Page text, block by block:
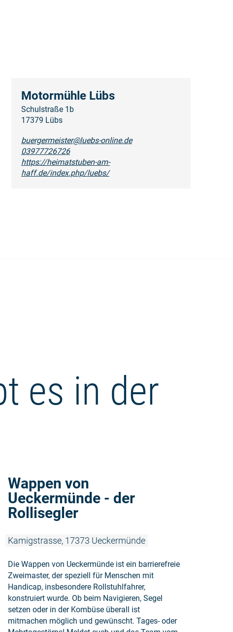
Motormühle Lübs
Schulstraße 1b
17379 Lübs
buergermeister@luebs-online.de
03977726726
https://heimatstuben-am-
haff.de/index.php/luebs/
es in der
Wappen von
Ueckermünde - der
Rollisegler
Kamigstrasse, 17373 Ueckermünde
Die Wappen von Ueckermünde ist ein barrierefreie
Zweimaster, der speziell für Menschen mit
Handicap, insbesondere Rollstuhlfahrer,
konstruiert wurde. Ob beim Navigieren, Segel
setzen oder in der Kombüse überall ist
mitmachen möglich und gewünscht. Tages- oder